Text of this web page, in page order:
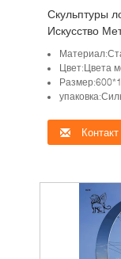
Скульптуры
Искусство
Внешний
Цвет:Цвета
Контакт